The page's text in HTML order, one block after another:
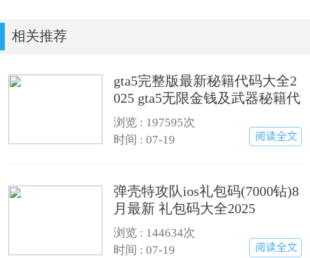
相关推荐
gta5完整版最新秘籍代码大全2
025 gta5无限金钱及武器秘籍代
码汇总
浏览 : 197595次
时间 : 07-19
弹壳特攻队ios礼包码(7000钻)8
月最新 礼包码大全2025
浏览 : 144634次
时间 : 07-19